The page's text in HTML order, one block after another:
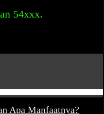
54xxx.
Apa Manfaatnya?